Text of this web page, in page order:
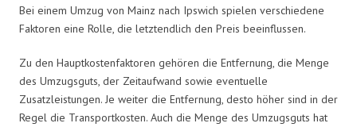
Bei einem Umzug von Mainz nach Ipswich spielen verschiedene
Faktoren eine Rolle, die letztendlich den Preis beeinflussen.
Zu den Hauptkostenfaktoren gehören die Entfernung, die Menge
des Umzugsguts, der Zeitaufwand sowie eventuelle
Zusatzleistungen. Je weiter die Entfernung, desto höher sind in der
Regel die Transportkosten. Auch die Menge des Umzugsguts hat